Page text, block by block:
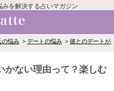
を解決する占いマガジン
の悩み デートの悩み 彼とのデートが
かない理由って？楽しむ